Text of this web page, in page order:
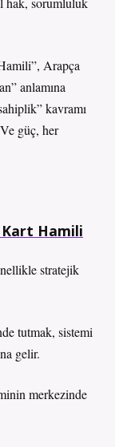
Arapça
anlamına
kavramı
güç, her
Hamili
stratejik
tutmak, sistemi
gelir.
merkezinde